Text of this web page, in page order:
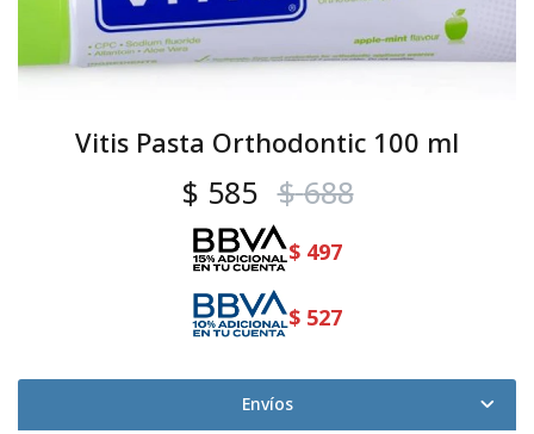
Vitis Pasta Orthodontic 100 ml
$ 585 $ 688
$ 497
$ 527
Envíos